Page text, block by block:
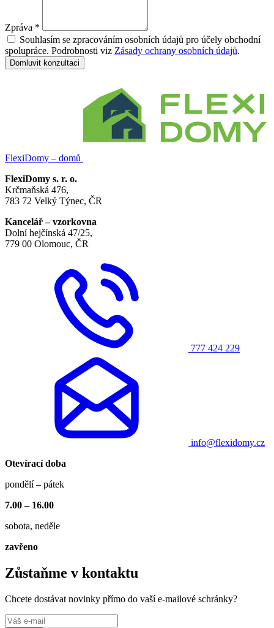
Zpráva *
Souhlasím se zpracováním osobních údajů pro účely obchodní
spolupráce. Podrobnosti viz Zásady ochrany osobních údajů.
Domluvit konzultaci
FlexiDomy – domů
FlexiDomy s. r. o.
Krčmaňská 476,
783 72 Velký Týnec, ČR
Kancelář – vzorkovna
Dolní hejčínská 47/25,
779 00 Olomouc, ČR
777 424 229
info@flexidomy.cz
Otevírací doba
pondělí – pátek
7.00 – 16.00
sobota, neděle
zavřeno
Zůstaňme v kontaktu
Chcete dostávat novinky přímo do vaší e-mailové schránky?